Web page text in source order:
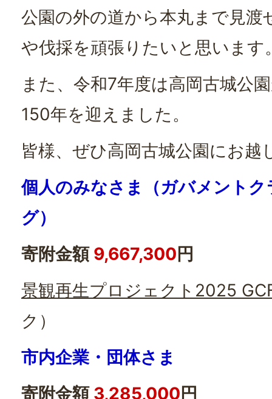
公園の外の道から本丸まで見渡
や伐採を頑張りたいと思います
また、令和7年度は高岡古城公
150年を迎えました。
皆様、ぜひ高岡古城公園にお越
個人のみなさま（ガバメント
グ）
寄附金額 9,667,300円
景観再生プロジェクト2025
ク）
市内企業・団体さま
寄附金額 3,285,000円